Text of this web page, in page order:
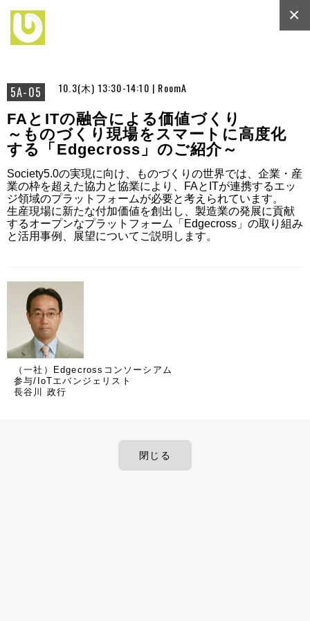
5A-05 10.3(木) 13:30-14:10 | RoomA
×
FAとITの融合による価値づくり
～ものづくり現場をスマートに高度化
する「Edgecross」のご紹介～
Society5.0の実現に向け、ものづくりの世界では、企業・産
業の枠を超えた協力と協業により、FAとITが連携するエッ
ジ領域のプラットフォームが必要と考えられています。
生産現場に新たな付加価値を創出し、製造業の発展に貢献
するオープンなプラットフォーム「Edgecross」の取り組み
と活用事例、展望についてご説明します。
（一社）Edgecrossコンソーシアム
参与/IoTエバンジェリスト
長谷川 政行
閉じる